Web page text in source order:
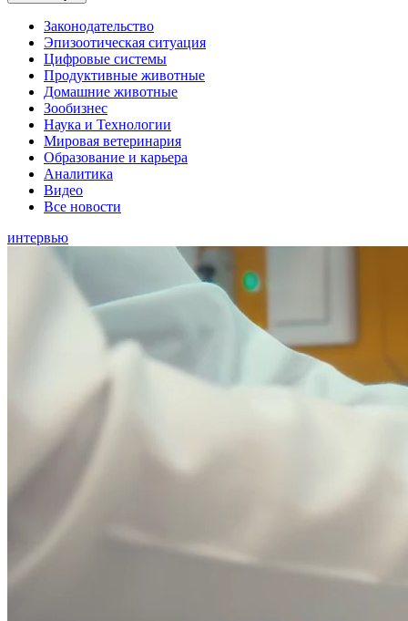
Законодательство
Эпизоотическая ситуация
Цифровые системы
Продуктивные животные
Домашние животные
Зообизнес
Наука и Технологии
Мировая ветеринария
Образование и карьера
Аналитика
Видео
Все новости
интервью